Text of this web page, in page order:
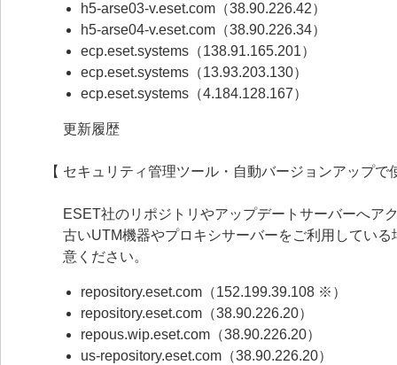
h5-arse03-v.eset.com（38.90.226.42）
h5-arse04-v.eset.com（38.90.226.34）
ecp.eset.systems（138.91.165.201）
ecp.eset.systems（13.93.203.130）
ecp.eset.systems（4.184.128.167）
更新履歴
【 セキュリティ管理ツール・自動バージョンアップで
ESET社のリポジトリやアップデートサーバーへア
古いUTM機器やプロキシサーバーをご利用してい
意ください。
repository.eset.com（152.199.39.108 ※）
repository.eset.com（38.90.226.20）
repous.wip.eset.com（38.90.226.20）
us-repository.eset.com（38.90.226.20）